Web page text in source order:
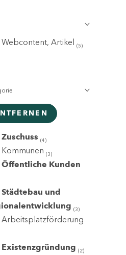
Webcontent, Artikel (5)
Zuschuss (4)
Kommunen (3)
Öffentliche Kunden
Städtebau und
(3)
Arbeitsplatzförderung
Existenzgründung (2)